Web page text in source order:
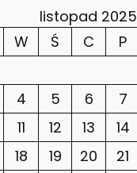
listopad 2025
W Ś C P
4 5 6 7
11 12 13 14
18 19 20 21